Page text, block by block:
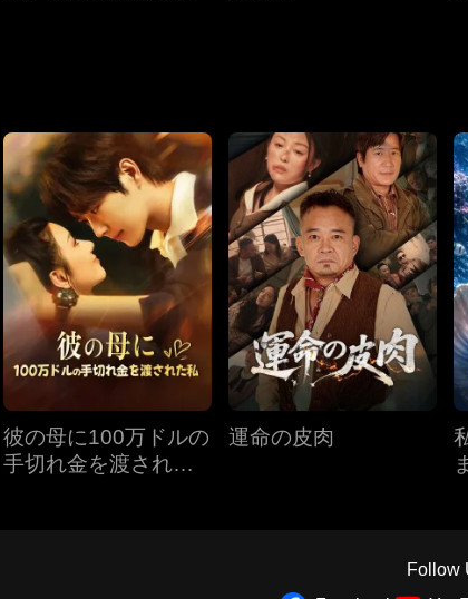
彼の母に100万ドルの
手切れ金を渡された
運命の皮肉
Follow